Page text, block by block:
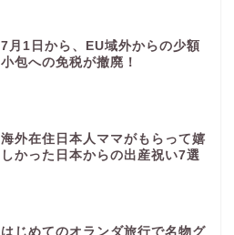
7月1日から、EU域外からの少額
小包への免税が撤廃！
海外在住日本人ママがもらって嬉
しかった日本からの出産祝い7選
はじめてのオランダ旅行で名物グ